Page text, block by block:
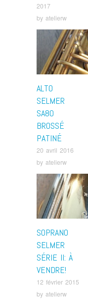
2017
by atelierw
ALTO
SELMER
SA80
BROSSÉ
PATINÉ
20 avril 2016
by atelierw
SOPRANO
SELMER
SÉRIE II: À
VENDRE!
12 février 2015
by atelierw